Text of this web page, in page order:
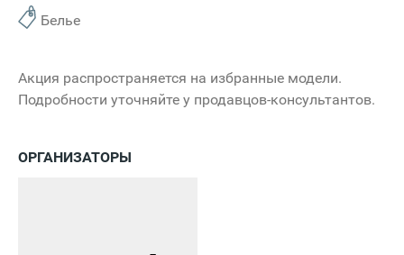
Белье
Акция распространяется на избранные модели.
Подробности уточняйте у продавцов-консультантов.
ОРГАНИЗАТОРЫ